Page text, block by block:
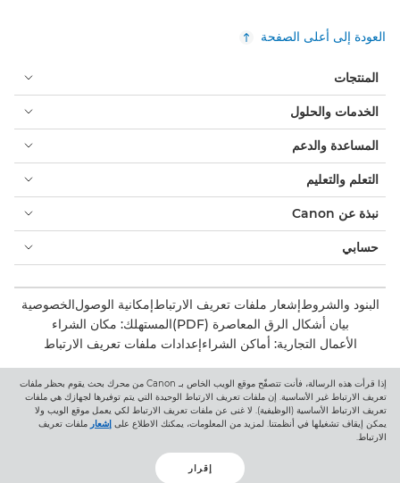
إذا قرأت هذه الرسالة، فأنت تتصفّح موقع الويب الخاص بـ Canon من محرك بحث يقوم بحظر ملفات
تعريف الارتباط غير الأساسية. إن ملفات تعريف الارتباط الوحيدة التي يتم توفيرها لجهازك هي ملفات
تعريف الارتباط الأساسية (الوظيفية). لا غنى عن ملفات تعريف الارتباط لكي يعمل موقع الويب ولا
يمكن إيقاف تشغيلها في أنظمتنا. لمزيد من المعلومات، يمكنك الاطلاع على إشعار ملفات تعريف
الارتباط.
إقرار
العودة إلى أعلى الصفحة
المنتجات
الخدمات والحلول
المساعدة والدعم
التعلم والتعليم
نبذة عن Canon
حسابي
البنود والشروطإشعار ملفات تعريف الارتباطإمكانية الوصولالخصوصية
بيان أشكال الرق المعاصرة (PDF)
المستهلك: مكان الشراء
الأعمال التجارية: أماكن الشراءإعدادات ملفات تعريف الارتباط
Canon Central and North Africa